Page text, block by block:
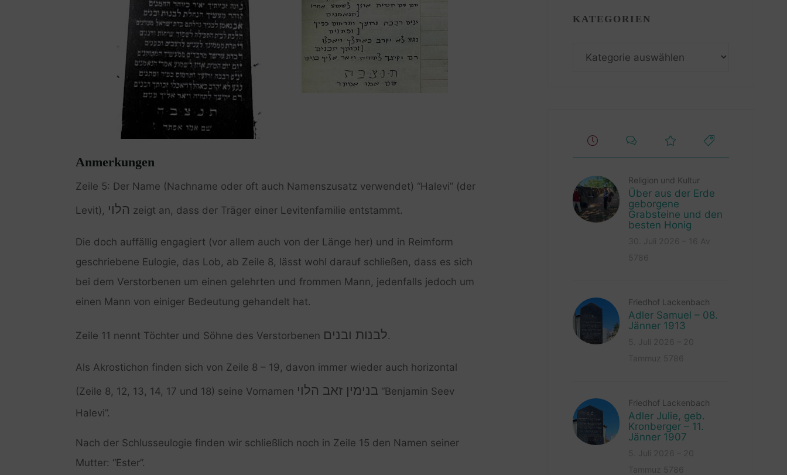
Anmerkungen
Zeile 5: Der Name (Nachname oder oft auch Namenszusatz verwendet) “Halevi” (der
Levit), הלוי zeigt an, dass der Träger einer Levitenfamilie entstammt.
Die doch auffällig engagiert (vor allem auch von der Länge her) und in Reimform
geschriebene Eulogie, das Lob, ab Zeile 8, lässt wohl darauf schließen, dass es sich
bei dem Verstorbenen um einen gelehrten und frommen Mann, jedenfalls jedoch um
einen Mann von einiger Bedeutung gehandelt hat.
Zeile 11 nennt Töchter und Söhne des Verstorbenen לבנות ובנים.
Als Akrostichon finden sich von Zeile 8 – 19, davon immer wieder auch horizontal
(Zeile 8, 12, 13, 14, 17 und 18) seine Vornamen בנימין זאב הלוי “Benjamin Seev
Halevi”.
Nach der Schlusseulogie finden wir schließlich noch in Zeile 15 den Namen seiner
Mutter: “Ester”.
KATEGORIEN
Religion und Kultur
Über aus der Erde
geborgene
Grabsteine und den
besten Honig
Friedhof Lackenbach
Adler Samuel – 08.
Jänner 1913
Friedhof Lackenbach
Adler Julie, geb.
Kronberger – 11.
Jänner 1907